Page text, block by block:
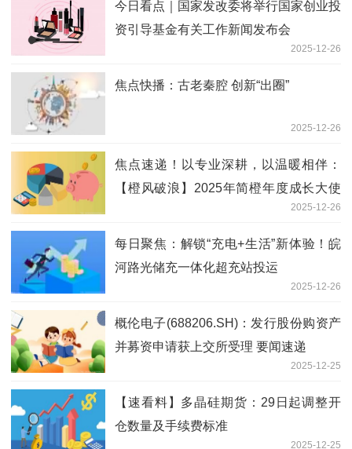
今日看点｜国家发改委将举行国家创业投
资引导基金有关工作新闻发布会
2025-12-26
焦点快播：古老秦腔 创新“出圈”
2025-12-26
焦点速递！以专业深耕，以温暖相伴：
【橙风破浪】2025年简橙年度成长大使
2025-12-26
每日聚焦：解锁“充电+生活”新体验！皖
河路光储充一体化超充站投运
2025-12-26
概伦电子(688206.SH)：发行股份购资产
并募资申请获上交所受理 要闻速递
2025-12-25
【速看料】多晶硅期货：29日起调整开
仓数量及手续费标准
2025-12-25